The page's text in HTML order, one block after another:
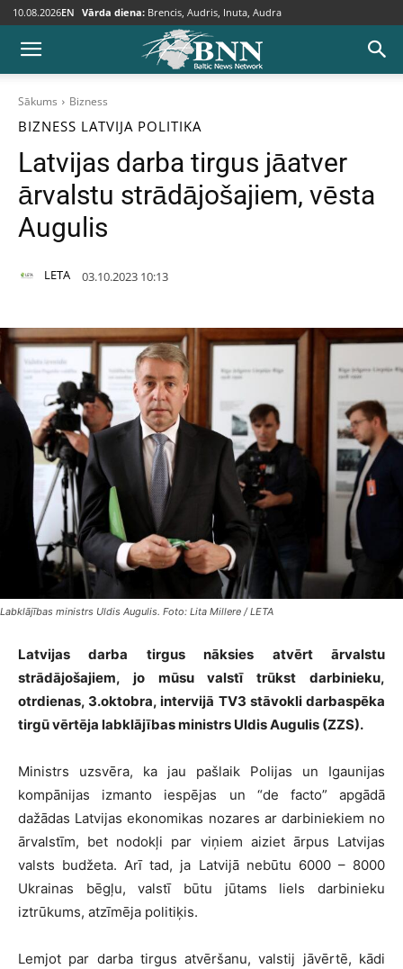
10.08.2026EN Vārda diena: Brencis, Audris, Inuta, Audra
Sākums Bizness
BIZNESS LATVIJA POLITIKA
Latvijas darba tirgus jāatver
ārvalstu strādājošajiem, vēsta
Augulis
LETA 03.10.2023 10:13
Labklājības ministrs Uldis Augulis. Foto: Lita Millere / LETA
Latvijas darba tirgus nāksies atvērt ārvalstu
strādājošajiem, jo mūsu valstī trūkst darbinieku,
otrdienas, 3.oktobra, intervijā TV3 stāvokli darbaspēka
tirgū vērtēja labklājības ministrs Uldis Augulis (ZZS).
Ministrs uzsvēra, ka jau pašlaik Polijas un Igaunijas
kompānijas izmanto iespējas un “de facto” apgādā
dažādas Latvijas ekonomikas nozares ar darbiniekiem no
ārvalstīm, bet nodokļi par viņiem aiziet ārpus Latvijas
valsts budžeta. Arī tad, ja Latvijā nebūtu 6000 – 8000
Ukrainas bēgļu, valstī būtu jūtams liels darbinieku
iztrūkums, atzīmēja politiķis.
Lemjot par darba tirgus atvēršanu, valstij jāvērtē, kādi